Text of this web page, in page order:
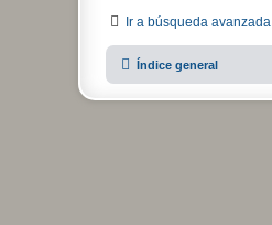
Ir a búsqueda avanzada
Índice general